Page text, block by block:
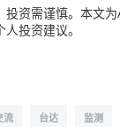
资需谨慎。本文为
投资建议。
流 台达 监测